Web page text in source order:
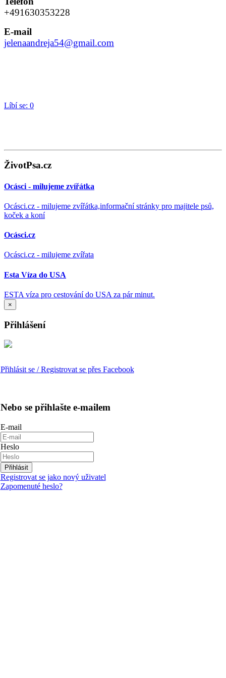
+491630353228
E-mail
jelenaandreja54@gmail.com
Líbí se: 0
ŽivotPsa.cz
Ocásci - milujeme zvířátka
Ocásci.cz - milujeme zvířátka,informační stránky pro majitele psů,
koček a koní
Ocásci.cz
Ocásci.cz - milujeme zvířata
Esta Víza do USA
ESTA víza pro cestování do USA za pár minut.
×
Přihlášení
Přihlásit se / Registrovat se přes Facebook
Nebo se přihlašte e-mailem
E-mail
Heslo
Přihlásit
Registrovat se jako nový uživatel
Zapomenuté heslo?